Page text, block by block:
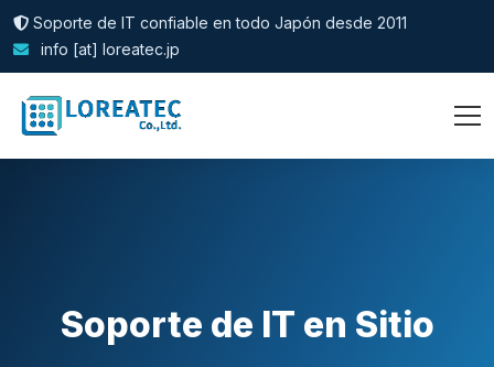
Soporte de IT confiable en todo Japón desde 2011
info [at] loreatec.jp
Soporte de IT en Sitio